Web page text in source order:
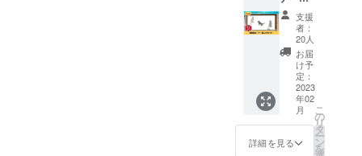
が行われて
います。
医療ドラマ
で「目の前
の患者を救
うことが大
事だ」いう
耳にします
い。 ※
掲載期
間は
2023年
2月～
2024年
1月まで
の1年間
です。
人スポ
ン
サー】
いすみ
動物病
院内の
保護猫
コー
ナーの
個人ス
ポン
サーに
支援
者：
20人
お届
け予
定：
2023
年02
月
詳細を見る
こ
の
リ
タ
ー
ン
を